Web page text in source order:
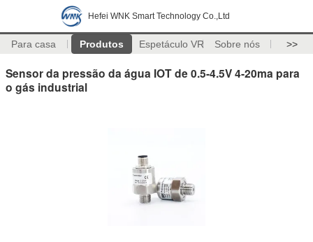
Hefei WNK Smart Technology Co.,Ltd
Para casa Produtos Espetáculo VR Sobre nós >>
Sensor da pressão da água IOT de 0.5-4.5V 4-20ma para
o gás industrial